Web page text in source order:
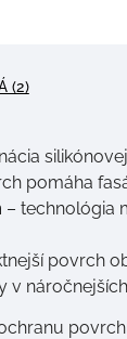
(2)
pomáha
– technológia
povrch
v